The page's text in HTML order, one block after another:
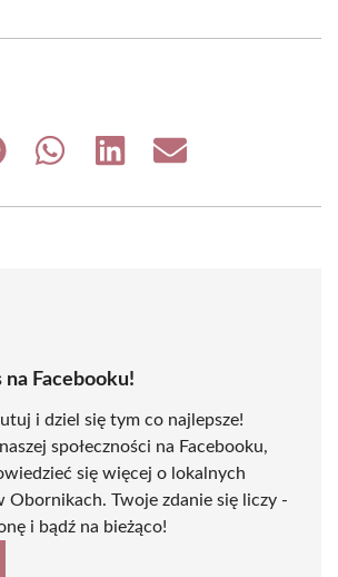
Share
Share
Share
na Facebooku!
i dziel się tym co najlepsze!
społeczności na Facebooku,
się więcej o lokalnych
Obornikach. Twoje zdanie się liczy -
i bądź na bieżąco!